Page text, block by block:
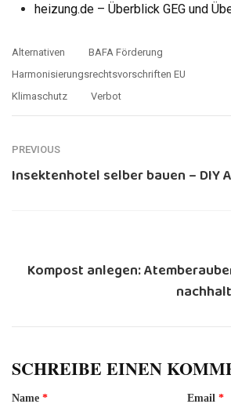
heizung.de – Überblick GEG und
Alternativen
BAFA Förderung
Harmonisierungsrechtsvorschriften EU
Klimaschutz
Verbot
PREVIOUS
Insektenhotel selber bauen – DIY
Kompost anlegen:
SCHREIBE EINEN
Name * Email *